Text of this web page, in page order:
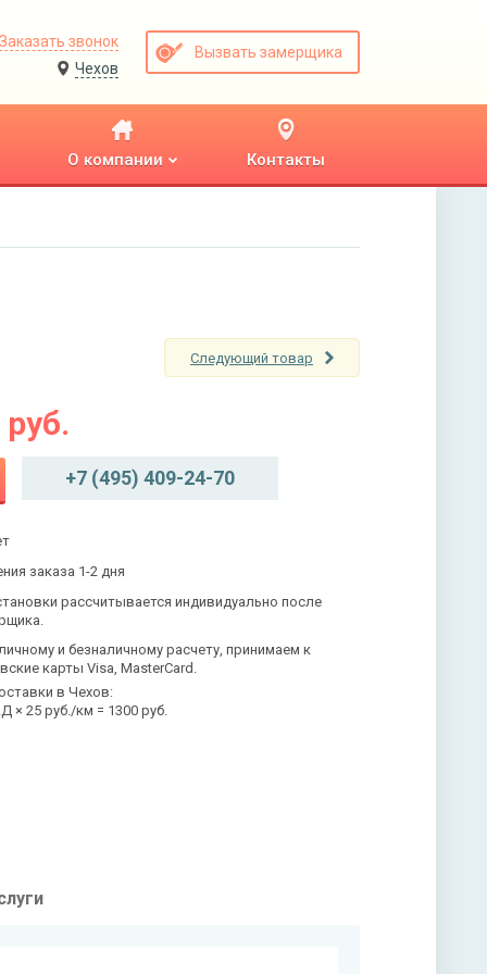
Заказать звонок
Чехов
Вызвать замерщика
О компании Контакты
Следующий товар
руб.
+7 (495) 409-24-70
заказа 1-2 дня
рассчитывается индивидуально после
и безналичному расчету, принимаем к
карты Visa, MasterCard.
в Чехов:
× 25 руб./км = 1300 руб.